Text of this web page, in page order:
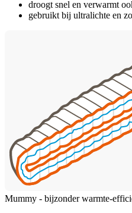
droogt snel en verwarmt
gebruikt bij ultralichte en
Mummy - bijzonder warmte-